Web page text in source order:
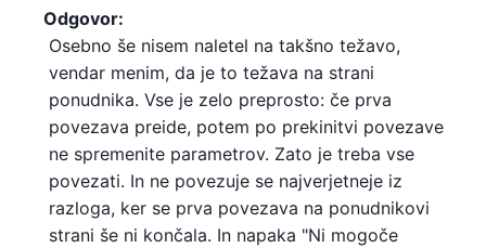
Odgovor:
Osebno še nisem naletel na takšno težavo,
vendar menim, da je to težava na strani
ponudnika. Vse je zelo preprosto: če prva
povezava preide, potem po prekinitvi povezave
ne spremenite parametrov. Zato je treba vse
povezati. In ne povezuje se najverjetneje iz
razloga, ker se prva povezava na ponudnikovi
strani še ni končala. In napaka "Ni mogoče